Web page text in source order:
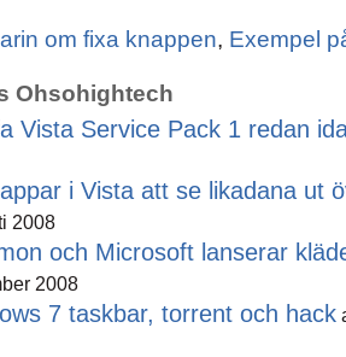
om fixa knappen, Exempel
Ohsohightech
Vista Service Pack 1 redan
i Vista att se likadana ut
2008
och Microsoft lanserar
2008
7 taskbar, torrent och hack